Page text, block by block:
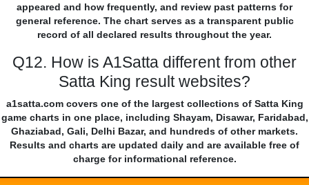
appeared and how frequently, and review past patterns for
general reference. The chart serves as a transparent public
record of all declared results throughout the year.
Q12. How is A1Satta different from other
Satta King result websites?
a1satta.com covers one of the largest collections of Satta King
game charts in one place, including Shayam, Disawar, Faridabad,
Ghaziabad, Gali, Delhi Bazar, and hundreds of other markets.
Results and charts are updated daily and are available free of
charge for informational reference.